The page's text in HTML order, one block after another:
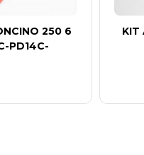
250 6
PD14C-
KIT